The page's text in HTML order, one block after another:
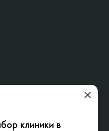
клиники в